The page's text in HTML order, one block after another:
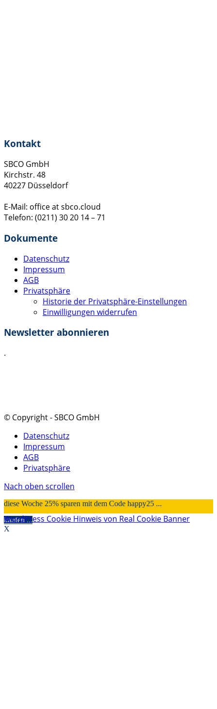
Kontakt
SBCO GmbH
Kirchstr. 48
40227 Düsseldorf
E-Mail: office at sbco.cloud
Telefon: (0211) 30 20 14 – 71
Dokumente
Datenschutz
Impressum
AGB
Privatsphäre
Historie der Privatsphäre-Einstellungen
Einwilligungen widerrufen
Newsletter abonnieren
.
© Copyright - SBCO GmbH
Datenschutz
Impressum
AGB
Privatsphäre
Nach oben scrollen
diese Woche 25% sparen mit dem Code happy25 ...
kaufen ...
X
WordPress Cookie Hinweis von Real Cookie Banner